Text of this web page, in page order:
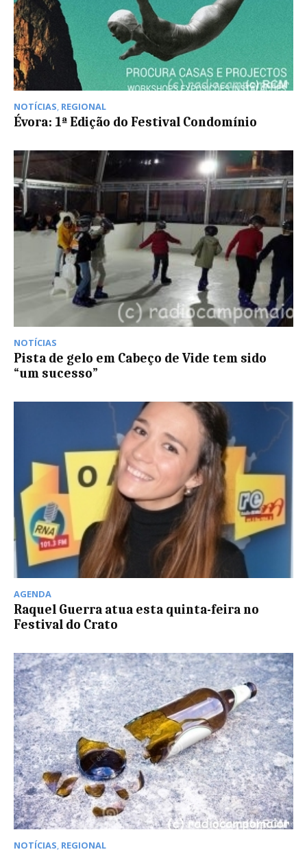
NOTÍCIAS, REGIONAL
Évora: 1ª Edição do Festival Condomínio
NOTÍCIAS
Pista de gelo em Cabeço de Vide tem sido
“um sucesso”
AGENDA
Raquel Guerra atua esta quinta-feira no
Festival do Crato
NOTÍCIAS, REGIONAL